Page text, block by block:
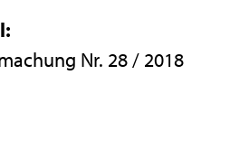
Nr. 28 / 2018